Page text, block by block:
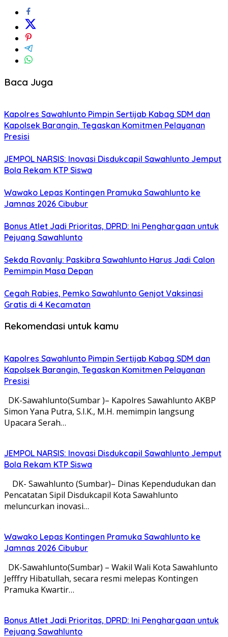
Baca Juga
Kapolres Sawahlunto Pimpin Sertijab Kabag SDM dan
Kapolsek Barangin, Tegaskan Komitmen Pelayanan
Presisi
JEMPOL NARSIS: Inovasi Disdukcapil Sawahlunto Jemput
Bola Rekam KTP Siswa
Wawako Lepas Kontingen Pramuka Sawahlunto ke
Jamnas 2026 Cibubur
Bonus Atlet Jadi Prioritas, DPRD: Ini Penghargaan untuk
Pejuang Sawahlunto
Sekda Rovanly: Paskibra Sawahlunto Harus Jadi Calon
Pemimpin Masa Depan
Cegah Rabies, Pemko Sawahlunto Genjot Vaksinasi
Gratis di 4 Kecamatan
Rekomendasi untuk kamu
Kapolres Sawahlunto Pimpin Sertijab Kabag SDM dan
Kapolsek Barangin, Tegaskan Komitmen Pelayanan
Presisi
DK-Sawahlunto(Sumbar )– Kapolres Sawahlunto AKBP
Simon Yana Putra, S.I.K., M.H. memimpin langsung
Upacara Serah…
JEMPOL NARSIS: Inovasi Disdukcapil Sawahlunto Jemput
Bola Rekam KTP Siswa
DK- Sawahlunto (Sumbar)– Dinas Kependudukan dan
Pencatatan Sipil Disdukcapil Kota Sawahlunto
meluncurkan inovasi…
Wawako Lepas Kontingen Pramuka Sawahlunto ke
Jamnas 2026 Cibubur
DK-Sawahlunto(Sumbar) – Wakil Wali Kota Sawahlunto
Jefffry Hibatullah, secara resmi melepas Kontingen
Pramuka Kwartir…
Bonus Atlet Jadi Prioritas, DPRD: Ini Penghargaan untuk
Pejuang Sawahlunto